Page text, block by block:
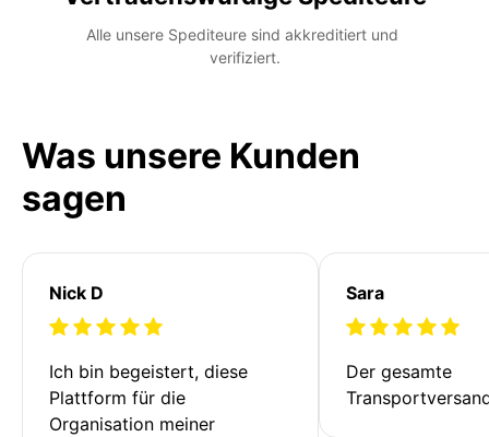
Alle unsere Spediteure sind akkreditiert und
verifiziert.
Was unsere Kunden
sagen
Nick D
Ich bin begeistert, diese
Plattform für die
Organisation meiner
Sara
Der gesamte